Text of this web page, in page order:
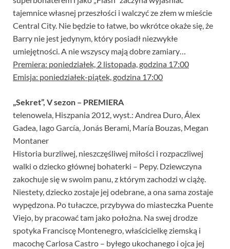
tajemnice własnej przeszłości i walczyć ze złem w mieście
Central City. Nie będzie to łatwe, bo wkrótce okaże się, że
Barry nie jest jedynym, który posiadł niezwykłe
umiejętności. A nie wszyscy mają dobre zamiary…
Premiera: poniedziałek, 2 listopada, godzina 17:00
Emisja: poniedziałek-piątek, godzina 17:00
„Sekret”, V sezon – PREMIERA
telenowela, Hiszpania 2012, wyst.: Andrea Duro, Álex
Gadea, Iago García, Jonás Berami, María Bouzas, Megan
Montaner
Historia burzliwej, nieszczęśliwej miłości i rozpaczliwej
walki o dziecko głównej bohaterki – Pepy. Dziewczyna
zakochuje się w swoim panu, z którym zachodzi w ciążę.
Niestety, dziecko zostaje jej odebrane, a ona sama zostaje
wypędzona. Po tułaczce, przybywa do miasteczka Puente
Viejo, by pracować tam jako położna. Na swej drodze
spotyka Franciscę Montenegro, właścicielkę ziemską i
macochę Carlosa Castro – byłego ukochanego i ojca jej